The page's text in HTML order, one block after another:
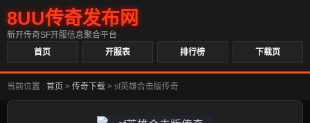
8UU传奇发布网
新开传奇SF开服信息聚合平台
首页
开服表 排行榜 下载页
当前位置 : 首页 > 传奇下载 > sf英雄合击版传奇